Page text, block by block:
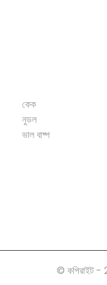
কেক
নুডল
ভাল বাষ্প
© কপিরাইট -